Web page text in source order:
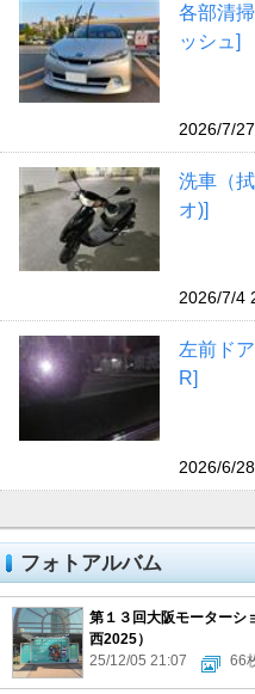
各部清
ッシュ]
2026/7/
洗車（
オ)]
2026/7/4
左前ド
R]
2026/6/
フォトアルバム
第１３回大阪モーターシ
西2025）
25/12/05 21:07
66